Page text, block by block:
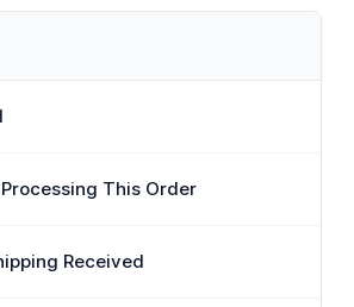
This Order
Received